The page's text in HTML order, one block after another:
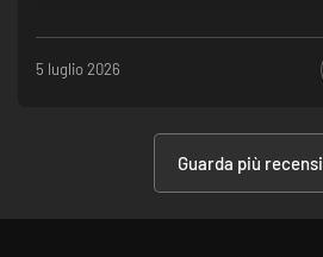
raggiunto il livello di vendite che l'
casa)
5 luglio 2026
Guarda più